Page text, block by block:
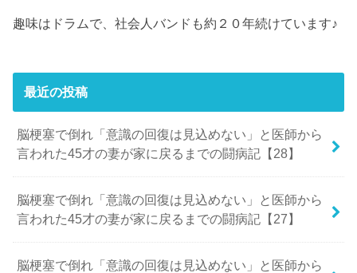
趣味はドラムで、社会人バンドも約２０年続けています♪
最近の投稿
脳梗塞で倒れ「意識の回復は見込めない」と医師から
言われた45才の妻が家に戻るまでの闘病記【28】
脳梗塞で倒れ「意識の回復は見込めない」と医師から
言われた45才の妻が家に戻るまでの闘病記【27】
脳梗塞で倒れ「意識の回復は見込めない」と医師から